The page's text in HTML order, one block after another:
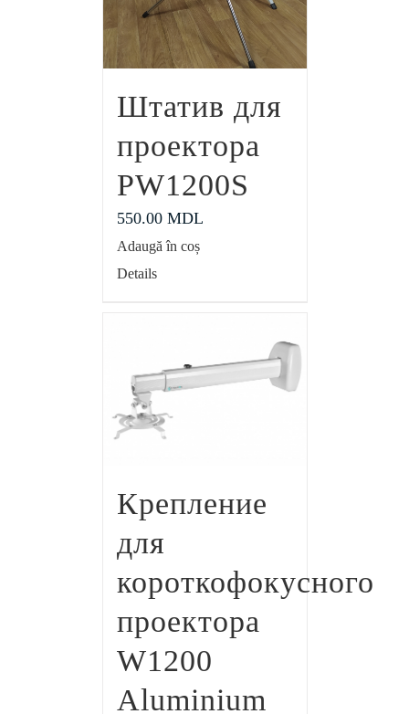
Штатив для
проектора
PW1200S
550.00 MDL
Adaugă în coș
Details
Крепление
для
короткофокусного
проектора
W1200
Aluminium